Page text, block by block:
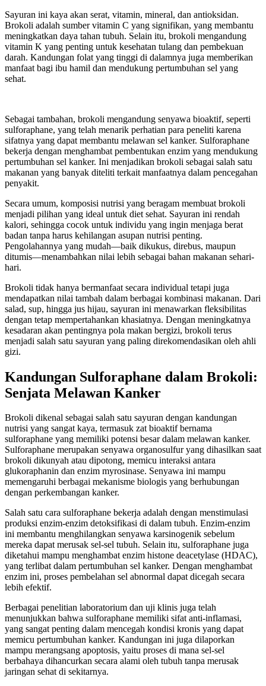
Sayuran ini kaya akan serat, vitamin, mineral, dan antioksidan.
Brokoli adalah sumber vitamin C yang signifikan, yang membantu
meningkatkan daya tahan tubuh. Selain itu, brokoli mengandung
vitamin K yang penting untuk kesehatan tulang dan pembekuan
darah. Kandungan folat yang tinggi di dalamnya juga memberikan
manfaat bagi ibu hamil dan mendukung pertumbuhan sel yang
sehat.
Sebagai tambahan, brokoli mengandung senyawa bioaktif, seperti
sulforaphane, yang telah menarik perhatian para peneliti karena
sifatnya yang dapat membantu melawan sel kanker. Sulforaphane
bekerja dengan menghambat pembentukan enzim yang mendukung
pertumbuhan sel kanker. Ini menjadikan brokoli sebagai salah satu
makanan yang banyak diteliti terkait manfaatnya dalam pencegahan
penyakit.
Secara umum, komposisi nutrisi yang beragam membuat brokoli
menjadi pilihan yang ideal untuk diet sehat. Sayuran ini rendah
kalori, sehingga cocok untuk individu yang ingin menjaga berat
badan tanpa harus kehilangan asupan nutrisi penting.
Pengolahannya yang mudah—baik dikukus, direbus, maupun
ditumis—menambahkan nilai lebih sebagai bahan makanan sehari-
hari.
Brokoli tidak hanya bermanfaat secara individual tetapi juga
mendapatkan nilai tambah dalam berbagai kombinasi makanan. Dari
salad, sup, hingga jus hijau, sayuran ini menawarkan fleksibilitas
dengan tetap mempertahankan khasiatnya. Dengan meningkatnya
kesadaran akan pentingnya pola makan bergizi, brokoli terus
menjadi salah satu sayuran yang paling direkomendasikan oleh ahli
gizi.
Kandungan Sulforaphane dalam Brokoli:
Senjata Melawan Kanker
Brokoli dikenal sebagai salah satu sayuran dengan kandungan
nutrisi yang sangat kaya, termasuk zat bioaktif bernama
sulforaphane yang memiliki potensi besar dalam melawan kanker.
Sulforaphane merupakan senyawa organosulfur yang dihasilkan saat
brokoli dikunyah atau dipotong, memicu interaksi antara
glukoraphanin dan enzim myrosinase. Senyawa ini mampu
memengaruhi berbagai mekanisme biologis yang berhubungan
dengan perkembangan kanker.
Salah satu cara sulforaphane bekerja adalah dengan menstimulasi
produksi enzim-enzim detoksifikasi di dalam tubuh. Enzim-enzim
ini membantu menghilangkan senyawa karsinogenik sebelum
mereka dapat merusak sel-sel tubuh. Selain itu, sulforaphane juga
diketahui mampu menghambat enzim histone deacetylase (HDAC),
yang terlibat dalam pertumbuhan sel kanker. Dengan menghambat
enzim ini, proses pembelahan sel abnormal dapat dicegah secara
lebih efektif.
Berbagai penelitian laboratorium dan uji klinis juga telah
menunjukkan bahwa sulforaphane memiliki sifat anti-inflamasi,
yang sangat penting dalam mencegah kondisi kronis yang dapat
memicu pertumbuhan kanker. Kandungan ini juga dilaporkan
mampu merangsang apoptosis, yaitu proses di mana sel-sel
berbahaya dihancurkan secara alami oleh tubuh tanpa merusak
jaringan sehat di sekitarnya.